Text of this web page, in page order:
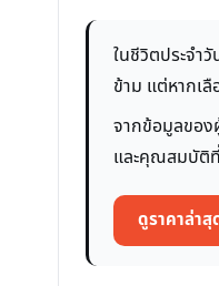
ในชีวิตประจำ
ข้าม แต่หากเ
จากข้อมูลของ
และคุณสมบัติ
ดูราคาล่า